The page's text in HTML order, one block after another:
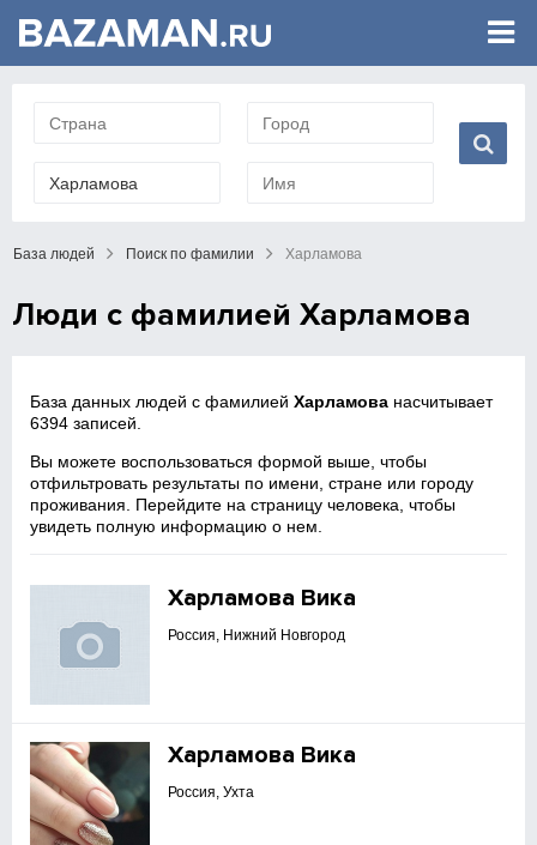
База людей Поиск по фамилии Харламова
Люди с фамилией Харламова
База данных людей с фамилиейХарламова насчитывает
6394 записей.
Вы можете воспользоваться формой выше, чтобы
отфильтровать результаты по имени, стране или городу
проживания. Перейдите на страницу человека, чтобы
увидеть полную информацию о нем.
Харламова Вика
Россия, Нижний Новгород
Харламова Вика
Россия, Ухта